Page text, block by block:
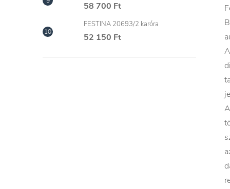
58 700 Ft
FESTINA 20693/2 karóra
52 150 Ft